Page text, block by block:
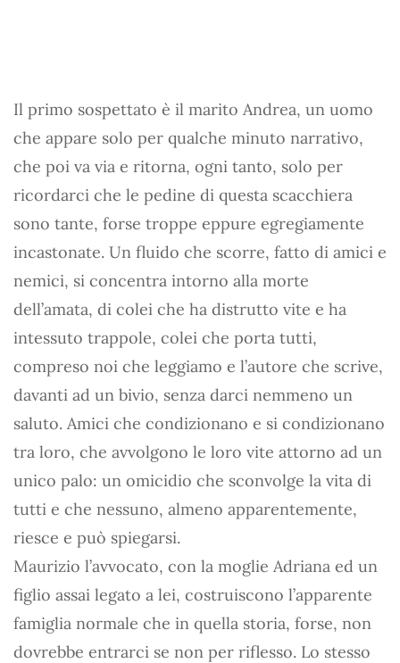
Il primo sospettato è il marito Andrea, un uomo
che appare solo per qualche minuto narrativo,
che poi va via e ritorna, ogni tanto, solo per
ricordarci che le pedine di questa scacchiera
sono tante, forse troppe eppure egregiamente
incastonate. Un fluido che scorre, fatto di amici e
nemici, si concentra intorno alla morte
dell’amata, di colei che ha distrutto vite e ha
intessuto trappole, colei che porta tutti,
compreso noi che leggiamo e l’autore che scrive,
davanti ad un bivio, senza darci nemmeno un
saluto. Amici che condizionano e si condizionano
tra loro, che avvolgono le loro vite attorno ad un
unico palo: un omicidio che sconvolge la vita di
tutti e che nessuno, almeno apparentemente,
riesce e può spiegarsi.
Maurizio l’avvocato, con la moglie Adriana ed un
figlio assai legato a lei, costruiscono l’apparente
famiglia normale che in quella storia, forse, non
dovrebbe entrarci se non per riflesso. Lo stesso